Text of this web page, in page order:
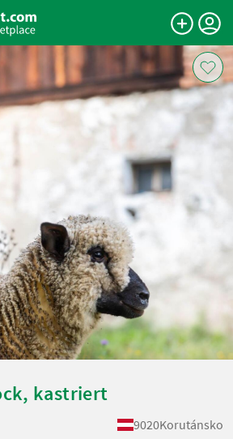
kastriert
9020Korutánsko